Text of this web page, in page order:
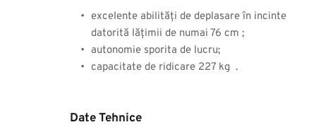
excelente abilități de deplasare în incinte
datorită lățimii de numai 76 cm ;
autonomie sporita de lucru;
capacitate de ridicare 227 kg  .
Date Tehnice